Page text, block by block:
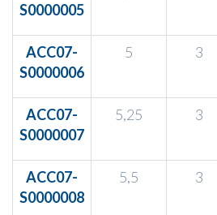
S0000005
ACC07-
S0000006
5 3
ACC07-
S0000007
5,25 3
ACC07-
S0000008
5,5 3